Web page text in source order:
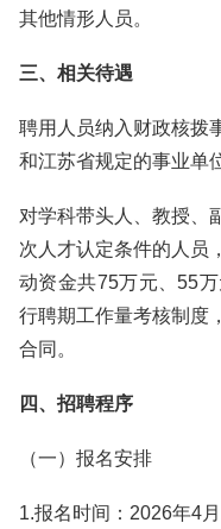
其他情形人员。
三、相关待遇
聘用人员纳入财政核拨
和江苏省规定的事业单
对学科带头人、教授、
次人才认定条件的人员
动资金共75万元、55
行聘期工作量考核制度
合同。
四、招聘程序
（一）报名安排
1.报名时间：2026年4